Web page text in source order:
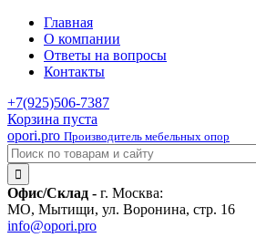
Главная
О компании
Ответы на вопросы
Контакты
+7(925)506-7387
Корзина пуста
opori.pro Производитель мебельных опор
Офис/Склад - г. Москва:
МО, Мытищи, ул. Воронина, стр. 16
info@opori.pro